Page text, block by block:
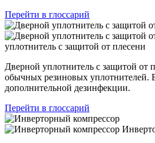
Перейти в глоссарий
уплотнитель с защитой от плесени
Дверной уплотнитель с защитой от
обычных резиновых уплотнителей.
дополнительной дезинфекции.
Перейти в глоссарий